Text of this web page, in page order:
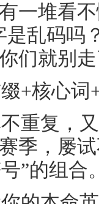
一堆看
是乱码吗
们就别
+核心词
重复，
季，屡
”的组合